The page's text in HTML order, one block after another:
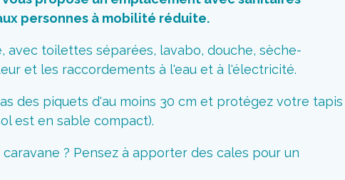
personnes à mobilité réduite.
avec toilettes séparées, lavabo, douche, sèche-
et les raccordements à l'eau et à l'électricité.
des piquets d'au moins 30 cm et protégez votre tapis
est en sable compact).
? Pensez à apporter des cales pour un